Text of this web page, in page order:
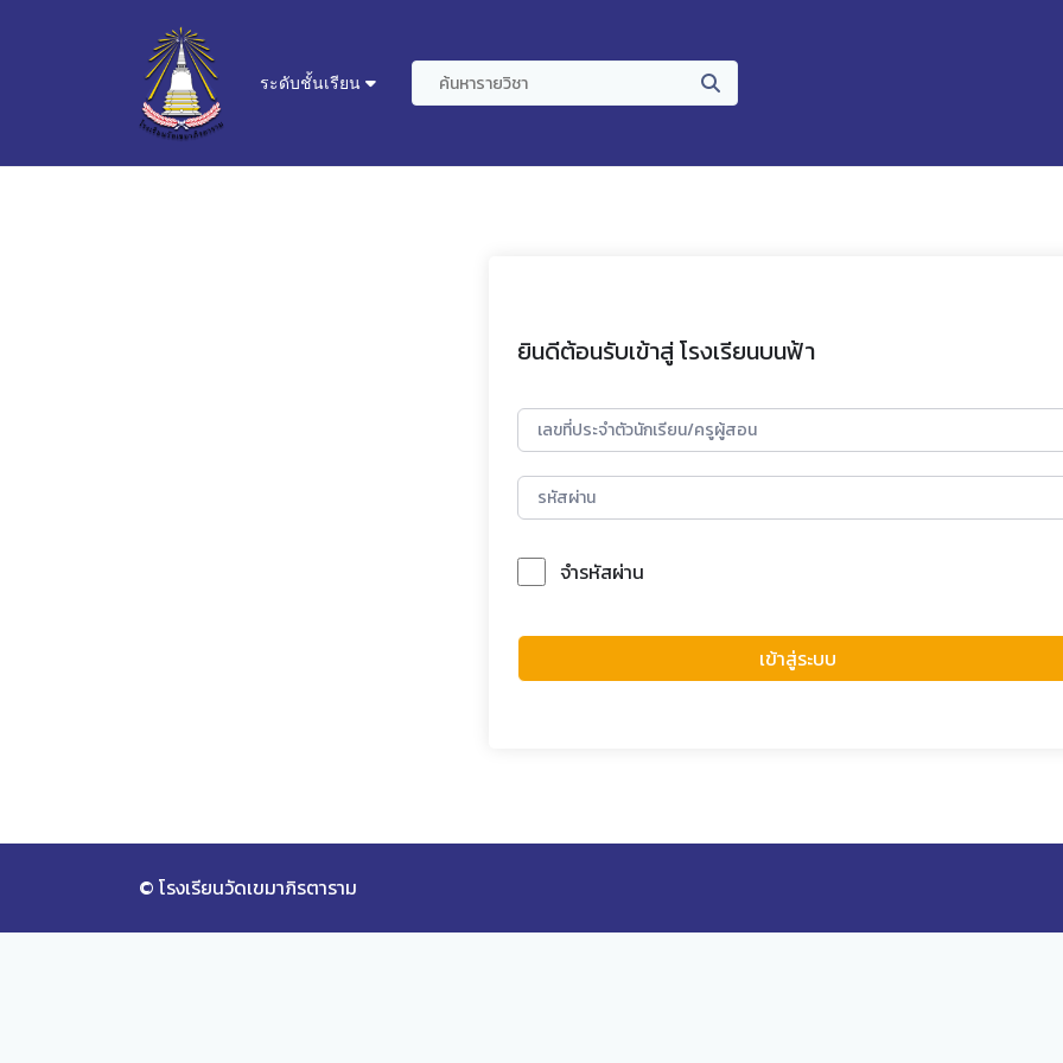
ระดับชั้นเรียน
ยินดีต้อนรับเข้าสู่ โรงเรียนบนฟ้า
จำรหัสผ่าน
เข้าสู่ระบบ
© โรงเรียนวัดเขมาภิรตาราม